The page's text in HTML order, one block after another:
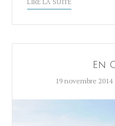
LIRE LA SUITE
En
19 novembre 2014